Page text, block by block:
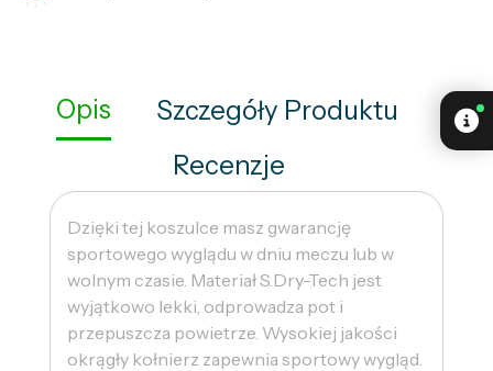
Opis
Szczegóły Produktu
Recenzje
Dzięki tej koszulce masz gwarancję
sportowego wyglądu w dniu meczu lub w
wolnym czasie. Materiał S.Dry-Tech jest
wyjątkowo lekki, odprowadza pot i
przepuszcza powietrze. Wysokiej jakości
okrągły kołnierz zapewnia sportowy wygląd.